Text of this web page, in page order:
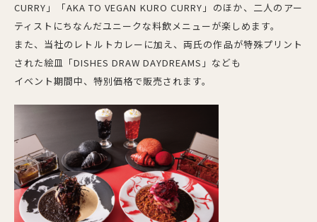
CURRY」「AKA TO VEGAN KURO CURRY」のほか、二人のアー
ティストにちなんだユニークな料飲メニューが楽しめます。
また、当社のレトルトカレーに加え、両氏の作品が特殊プリント
された絵皿「DISHES DRAW DAYDREAMS」なども
イベント期間中、特別価格で販売されます。